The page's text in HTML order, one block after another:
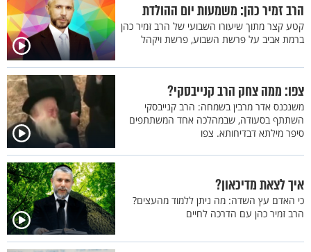
הרב זמיר כהן: משמעות יום ההולדת
קטע קצר מתוך שיעורו השבועי של הרב זמיר כהן
ברמת אביב על פרשת השבוע, פרשת ויקהל
צפו: ממה צחק הרב קנייבסקי?
משנכנס אדר מרבין בשמחה: הרב קנייבסקי
השתתף בסעודה, שבמהלכה אחד המשתתפים
סיפר מילתא דבדיחותא. צפו
איך לצאת מדיכאון?
כי האדם עץ השדה: מה ניתן ללמוד מהעצים?
הרב זמיר כהן עם הדרכה לחיים